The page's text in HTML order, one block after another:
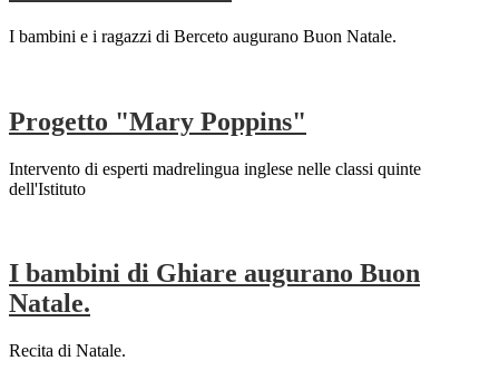
I bambini e i ragazzi di Berceto augurano Buon Natale.
Progetto "Mary Poppins"
Intervento di esperti madrelingua inglese nelle classi quinte
dell'Istituto
I bambini di Ghiare augurano Buon
Natale.
Recita di Natale.